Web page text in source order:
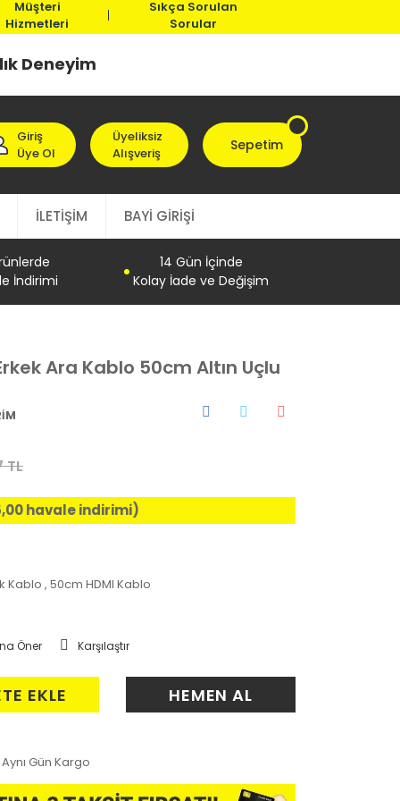
Müşteri
Hizmetleri
Sıkça Sorulan
Sorular
Deneyim
Giriş
Üye Ol
Üyeliksiz
Alışveriş
Sepetim
İLETİŞİM BAYİ GİRİŞİ
İndirimi
14 Gün İçinde
Kolay İade ve Değişim
Ara Kablo 50cm Altın Uçlu
TL
havale indirimi)
Kablo ,50cm HDMI Kablo
Öner Karşılaştır
EKLE HEMEN AL
Aynı Gün Kargo